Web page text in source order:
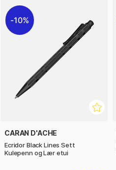
10%
CARAN D'ACHE
Ecridor Black Lines Sett
Kulepenn og Lær etui